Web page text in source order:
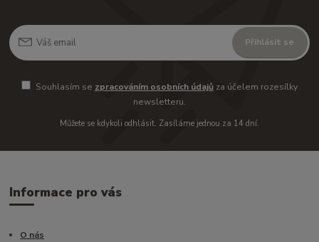
Přihlásit se
Souhlasím se zpracováním osobních údajůza účelem rozesílky
newsletteru.
Můžete se kdykoli odhlásit. Zasíláme jednou za 14 dní.
Informace pro vás
O nás